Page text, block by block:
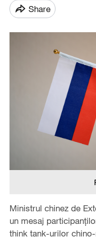
Share
Ministrul chinez de
un mesaj
think tank-urilor